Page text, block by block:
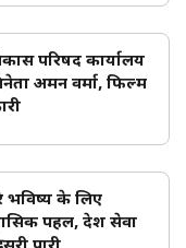
परिषद कार्यालय
अमन वर्मा, फिल्म
भविष्य के लिए
पहल, देश सेवा